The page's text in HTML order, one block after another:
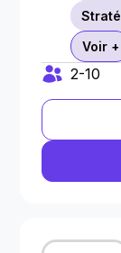
Voir +
2-10